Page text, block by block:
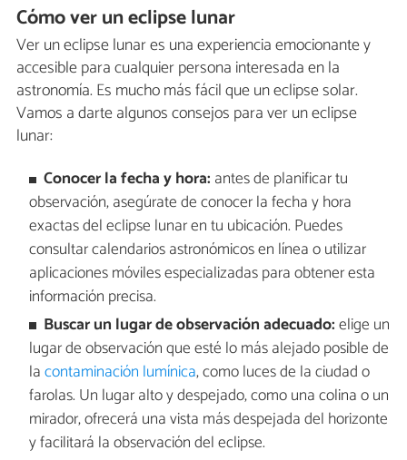
Cómo ver un eclipse lunar
Ver un eclipse lunar es una experiencia emocionante y
accesible para cualquier persona interesada en la
astronomía. Es mucho más fácil que un eclipse solar.
Vamos a darte algunos consejos para ver un eclipse
lunar:
Conocer la fecha y hora: antes de planificar tu
observación, asegúrate de conocer la fecha y hora
exactas del eclipse lunar en tu ubicación. Puedes
consultar calendarios astronómicos en línea o utilizar
aplicaciones móviles especializadas para obtener esta
información precisa.
Buscar un lugar de observación adecuado:elige un
lugar de observación que esté lo más alejado posible de
lacontaminación lumínica, como luces de la ciudad o
farolas. Un lugar alto y despejado, como una colina o un
mirador, ofrecerá una vista más despejada del horizonte
y facilitará la observación del eclipse.